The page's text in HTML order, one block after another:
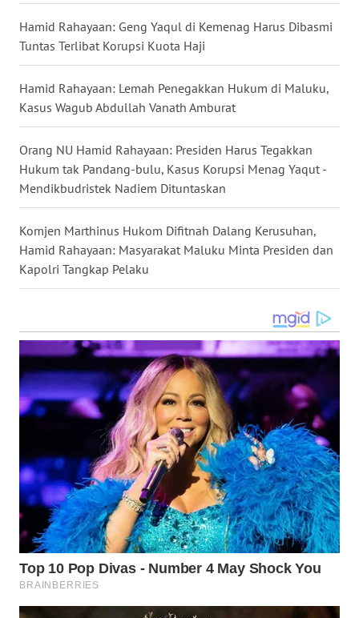
Hamid Rahayaan: Geng Yaqul di Kemenag Harus Dibasmi
Tuntas Terlibat Korupsi Kuota Haji
Hamid Rahayaan: Lemah Penegakkan Hukum di Maluku,
Kasus Wagub Abdullah Vanath Amburat
Orang NU Hamid Rahayaan: Presiden Harus Tegakkan
Hukum tak Pandang-bulu, Kasus Korupsi Menag Yaqut -
Mendikbudristek Nadiem Dituntaskan
Komjen Marthinus Hukom Difitnah Dalang Kerusuhan,
Hamid Rahayaan: Masyarakat Maluku Minta Presiden dan
Kapolri Tangkap Pelaku
WN
MALUKU
WN
MALUT
WN
DAIRI
WN
DANAU
TOBA
WN
WN
LANGKAT
WN
TAPANULI
WN
TANJUNG
LESUNG
WN
KARO